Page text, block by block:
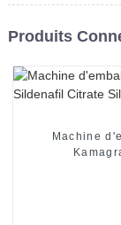
Produits
Machine